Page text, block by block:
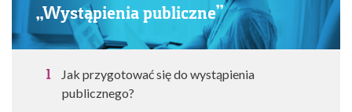
„Wystąpienia publiczne”
Jak przygotować się do wystąpienia
publicznego?